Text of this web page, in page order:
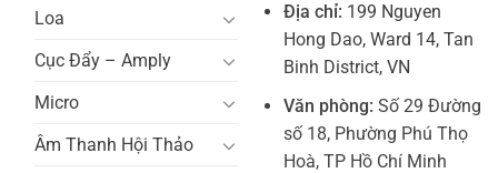
Loa
Cục Đẩy – Amply
Micro
Âm Thanh Hội Thảo
Địa chỉ: 199 Nguyen
Hong Dao, Ward 14, Tan
Binh District, VN
Văn phòng: Số 29 Đường
số 18, Phường Phú Thọ
Hoà, TP Hồ Chí Minh